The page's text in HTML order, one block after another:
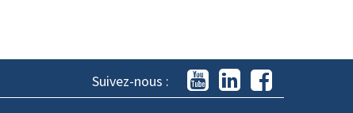
Suivez-nous :